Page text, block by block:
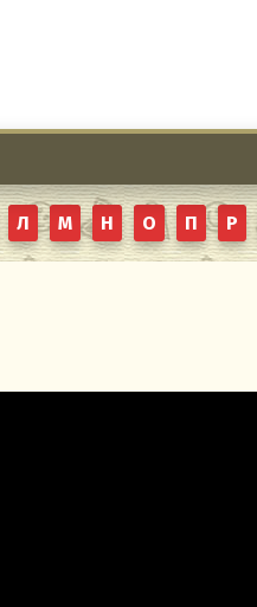
Л М Н О П Р